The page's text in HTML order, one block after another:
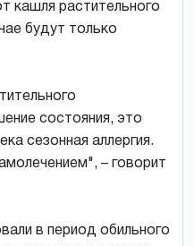
кашля растительного
будут только
состояния, это
сезонная аллергия.
– говорит
в период обильного